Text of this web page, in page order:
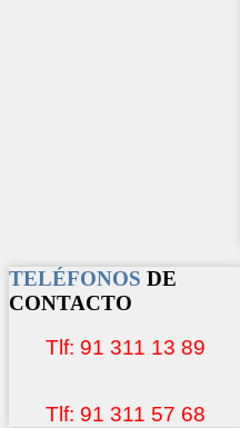
TELÉFONOS DE
CONTACTO
Tlf: 91 311 13 89
Tlf: 91 311 57 68